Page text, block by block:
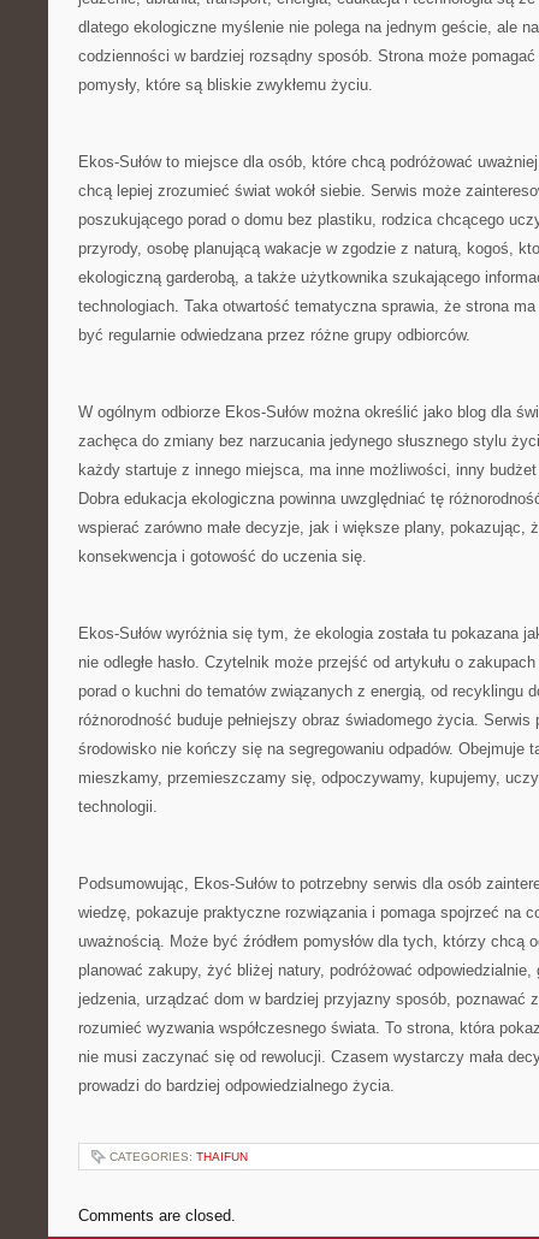
dlatego ekologiczne myślenie nie polega na jednym geście, ale
codzienności w bardziej rozsądny sposób. Strona może
pomysły, które są bliskie zwykłemu życiu.
Ekos-Sułów to miejsce dla osób, które chcą podróżować
chcą lepiej zrozumieć świat wokół siebie. Serwis może
poszukującego porad o domu bez plastiku, rodzica chcącego
przyrody, osobę planującą wakacje w zgodzie z naturą, kogoś,
ekologiczną garderobą, a także użytkownika szukającego
technologiach. Taka otwartość tematyczna sprawia, że strona
być regularnie odwiedzana przez różne grupy odbiorców.
W ogólnym odbiorze Ekos-Sułów można określić jako blog dla
zachęca do zmiany bez narzucania jedynego słusznego stylu
każdy startuje z innego miejsca, ma inne możliwości, inny
Dobra edukacja ekologiczna powinna uwzględniać tę
wspierać zarówno małe decyzje, jak i większe plany, pokazując,
konsekwencja i gotowość do uczenia się.
Ekos-Sułów wyróżnia się tym, że ekologia została tu pokazana
nie odległe hasło. Czytelnik może przejść od artykułu o
porad o kuchni do tematów związanych z energią, od recyklingu
różnorodność buduje pełniejszy obraz świadomego życia.
środowisko nie kończy się na segregowaniu odpadów. Obejmuje
mieszkamy, przemieszczamy się, odpoczywamy, kupujemy,
technologii.
Podsumowując, Ekos-Sułów to potrzebny serwis dla osób
wiedzę, pokazuje praktyczne rozwiązania i pomaga spojrzeć na
uważnością. Może być źródłem pomysłów dla tych, którzy chcą
planować zakupy, żyć bliżej natury, podróżować odpowiedzialnie,
jedzenia, urządzać dom w bardziej przyjazny sposób, poznawać
rozumieć wyzwania współczesnego świata. To strona, która
nie musi zaczynać się od rewolucji. Czasem wystarczy mała
prowadzi do bardziej odpowiedzialnego życia.
CATEGORIES: THAIFUN
Comments are closed.